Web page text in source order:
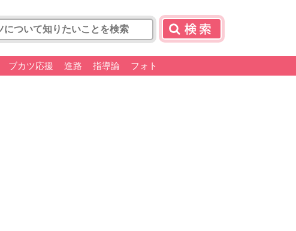
ブカツ応援 進路 指導論 フォト